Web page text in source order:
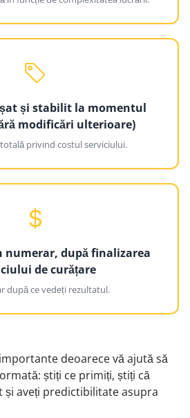
și stabilit la momentul
modificări ulterioare)
privind costul serviciului.
numerar, după finalizarea
de curățare
după ce vedeți rezultatul.
deoarece vă ajută să
știți ce primiți, știți că
aveți predictibilitate asupra